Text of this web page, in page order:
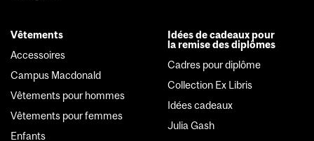
Vêtements
Accessoires
Campus Macdonald
Vêtements pour hommes
Vêtements pour femmes
Enfants
Idées de cadeaux pour
la remise des diplômes
Cadres pour diplôme
Collection Ex Libris
Idées cadeaux
Julia Gash